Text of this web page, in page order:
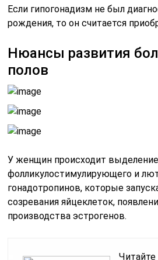
Если гипогонадизм не был
рождения, то он считается
Нюансы развития
полов
У женщин происходит выделение
фолликулостимулирующего и
гонадотропинов, которые
созревания яйцеклеток,
производства эстрогенов.